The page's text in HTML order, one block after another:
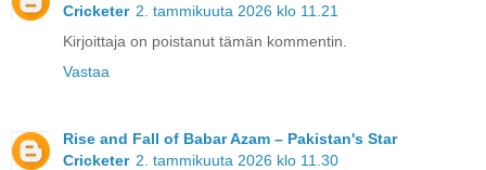
Cricketer 2. tammikuuta 2026 klo 11.21
Kirjoittaja on poistanut tämän kommentin.
Vastaa
Rise and Fall of Babar Azam – Pakistan's Star
Cricketer 2. tammikuuta 2026 klo 11.30